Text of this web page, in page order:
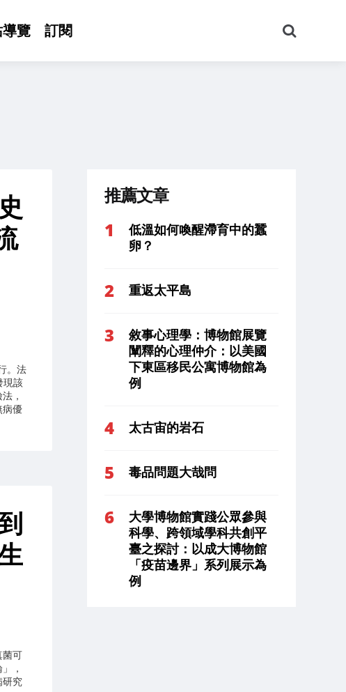
覽 訂閱
尋
。法
現該
，
病優
菌可
，
研究
推薦文章
低溫如何喚醒滯育中的蠶
卵？
重返太平島
敘事心理學：博物館展覽
闡釋的心理仲介：以美國
下東區移民公寓博物館為
例
太古宙的岩石
毒品問題大哉問
大學博物館實踐公眾參與
科學、跨領域學科共創平
臺之探討：以成大博物館
「疫苗邊界」系列展示為
例